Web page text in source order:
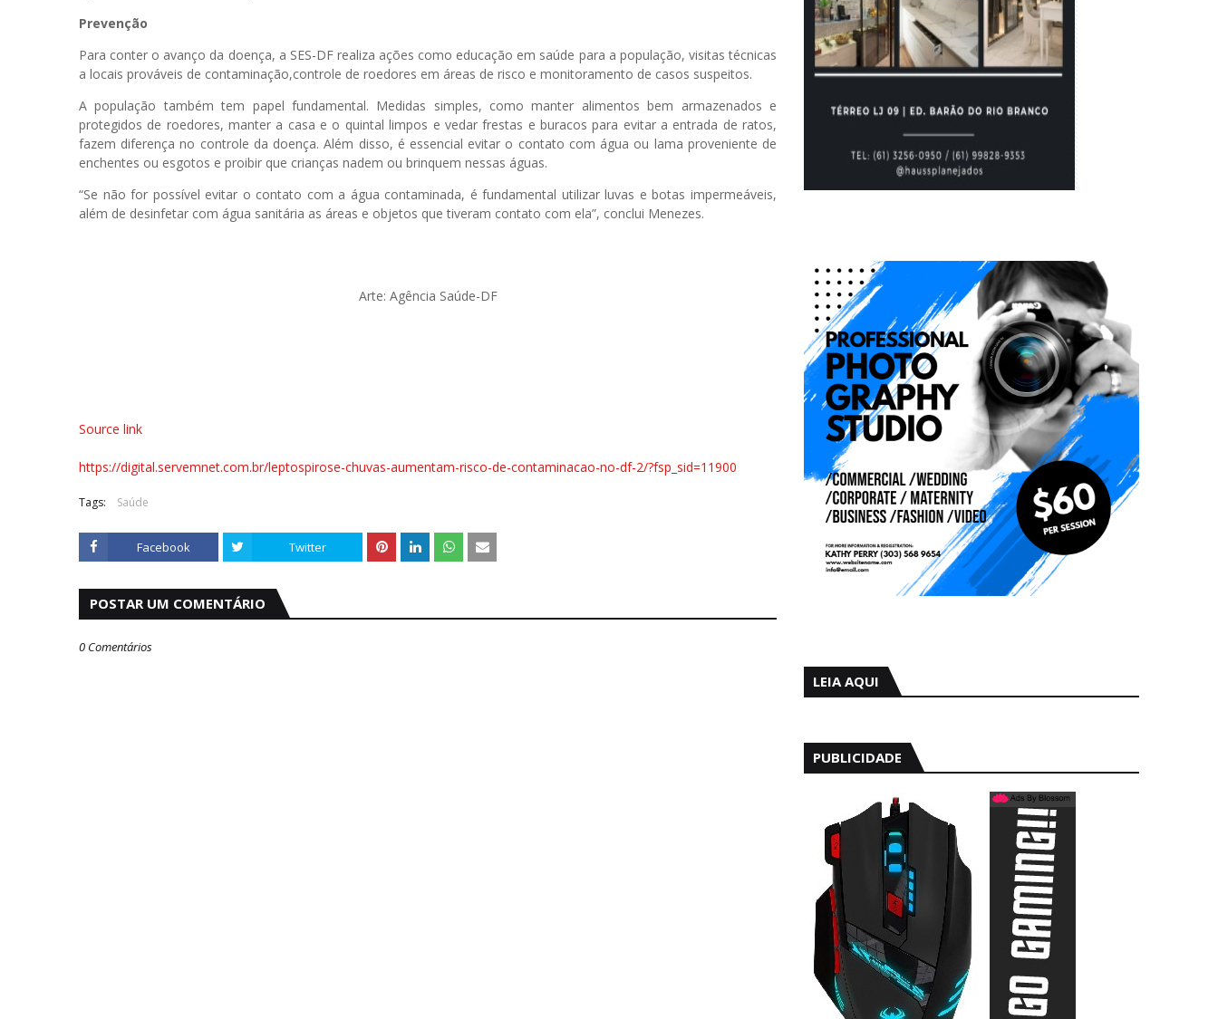
Prevenção
Para conter o avanço da doença, a SES-DF realiza ações como educação em saúde para a população, visitas técnicas
a locais prováveis de contaminação,controle de roedores em áreas de risco e monitoramento de casos suspeitos.
A população também tem papel fundamental. Medidas simples, como manter alimentos bem armazenados e
protegidos de roedores, manter a casa e o quintal limpos e vedar frestas e buracos para evitar a entrada de ratos,
fazem diferença no controle da doença. Além disso, é essencial evitar o contato com água ou lama proveniente de
enchentes ou esgotos e proibir que crianças nadem ou brinquem nessas águas.
“Se não for possível evitar o contato com a água contaminada, é fundamental utilizar luvas e botas impermeáveis,
além de desinfetar com água sanitária as áreas e objetos que tiveram contato com ela”, conclui Menezes.
Arte: Agência Saúde-DF
Source link
https://digital.servemnet.com.br/leptospirose-chuvas-aumentam-risco-de-contaminacao-no-df-2/?fsp_sid=11900
Tags: Saúde
Facebook Twitter
POSTAR UM COMENTÁRIO
0 Comentários
LEIA AQUI
PUBLICIDADE